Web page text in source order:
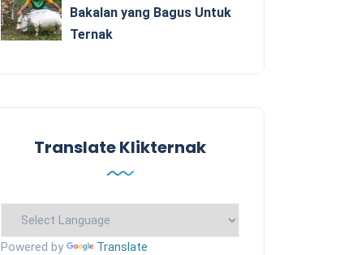
Bakalan yang Bagus Untuk
Ternak
Translate Klikternak
Powered by Translate